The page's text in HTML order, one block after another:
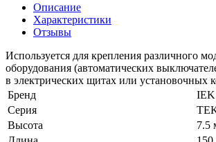
Описание
Характеристики
Отзывы
Используется для крепления различного
оборудования (автоматических
в электрических щитах или установочных
Бренд
IEK
Серия
Высота
7.5